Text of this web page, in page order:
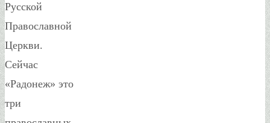
Русской
Православной
Церкви.
Сейчас
«Радонеж» это
три